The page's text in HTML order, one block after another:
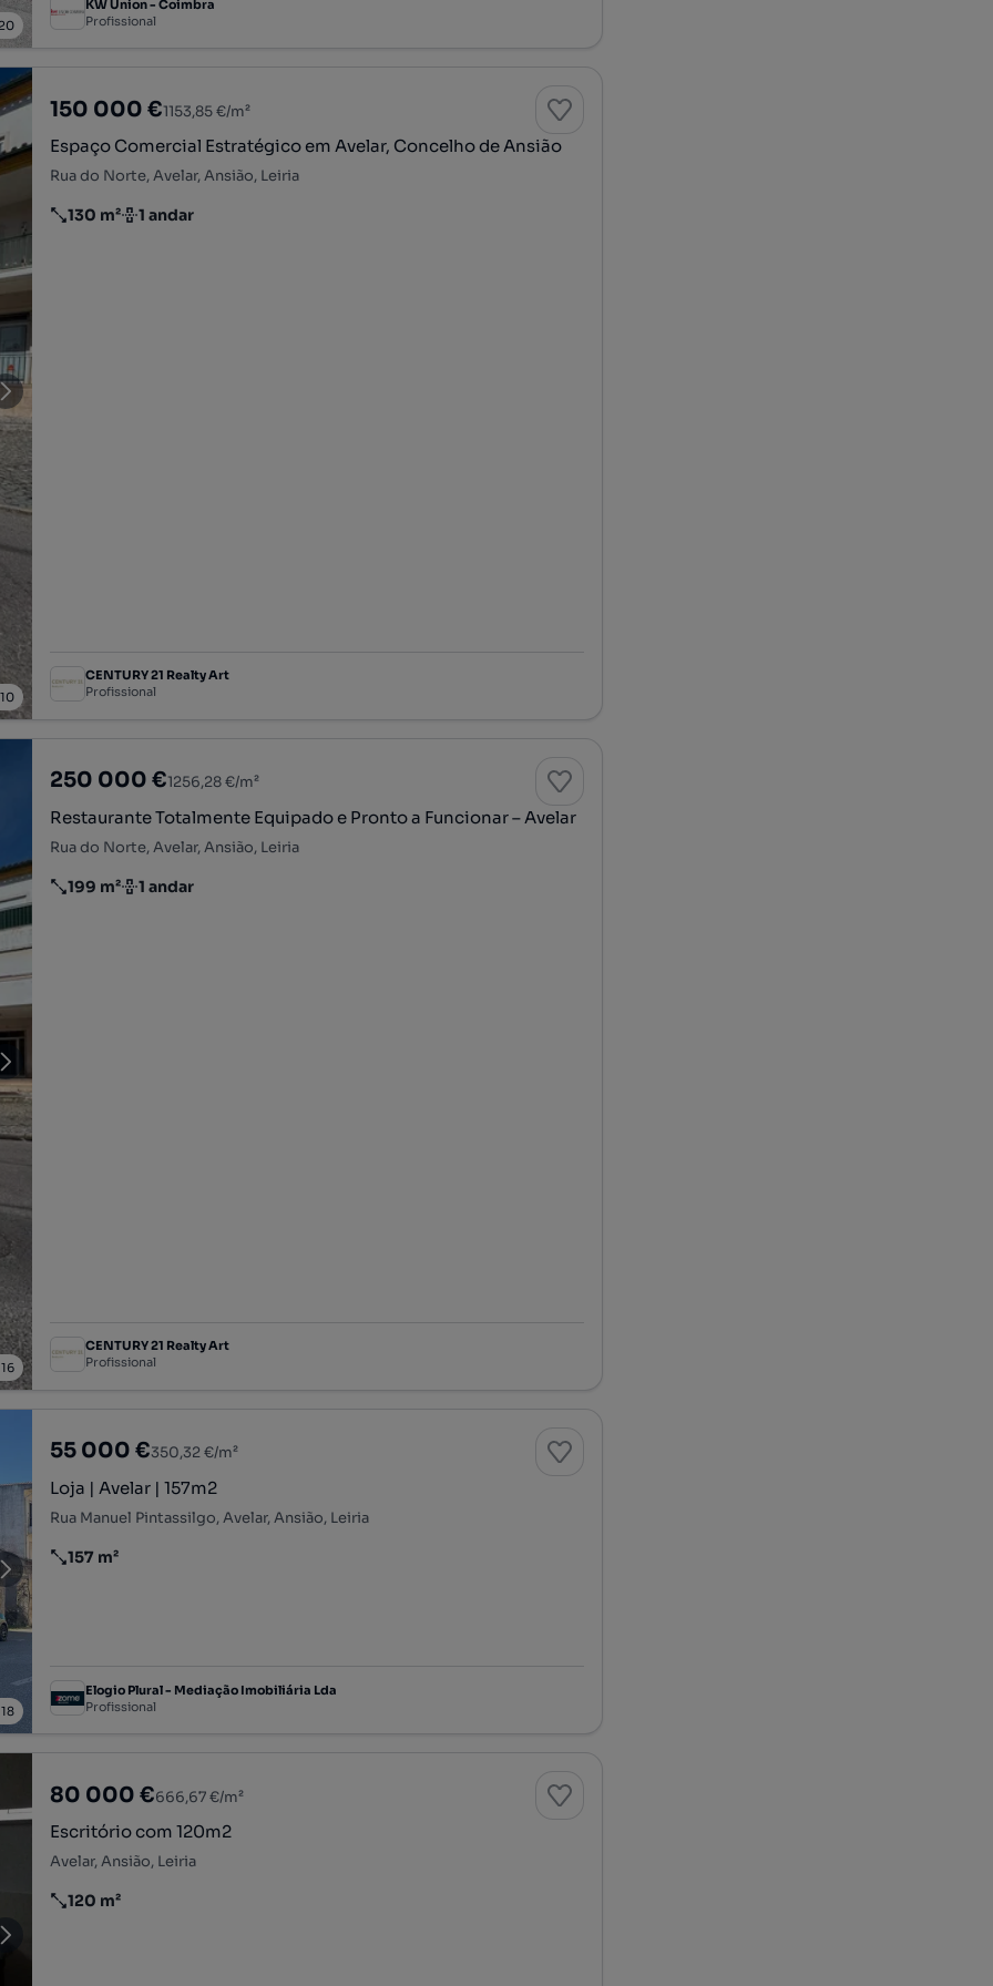
KW Union - Coimbra
Profissional
10
150 000 €1153,85 €/m²
Espaço Comercial Estratégico em Avelar, Concelho de Ansião
Rua do Norte, Avelar, Ansião, Leiria
Preço por metro quadrado
130 m²
Andar 1 andar
CENTURY 21 Realty Art
Profissional
16
250 000 €1256,28 €/m²
Restaurante Totalmente Equipado e Pronto a Funcionar – Avelar
Rua do Norte, Avelar, Ansião, Leiria
Preço por metro quadrado
199 m²
Andar 1 andar
CENTURY 21 Realty Art
Profissional
18
55 000 €350,32 €/m²
Loja | Avelar | 157m2
Rua Manuel Pintassilgo, Avelar, Ansião, Leiria
Preço por metro quadrado
157 m²
Elogio Plural - Mediação Imobiliária Lda
Profissional
80 000 €666,67 €/m²
Escritório com 120m2
Avelar, Ansião, Leiria
Preço por metro quadrado
120 m²